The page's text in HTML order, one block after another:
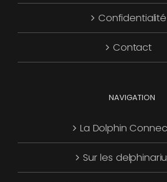
Confidentialité
Contact
NAVIGATION
La Dolphin
Sur les